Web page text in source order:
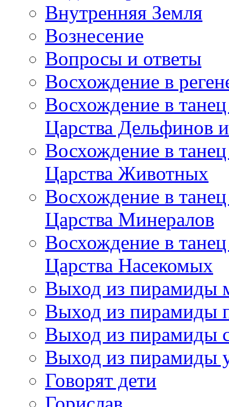
Внутренняя Земля
Вознесение
Вопросы и ответы
Восхождение в
Восхождение в
Царства Дельфинов
Восхождение в
Царства Животных
Восхождение в
Царства Минералов
Восхождение в
Царства Насекомых
Выход из пирамиды
Выход из пирамиды
Выход из пирамиды
Выход из пирамиды
Говорят дети